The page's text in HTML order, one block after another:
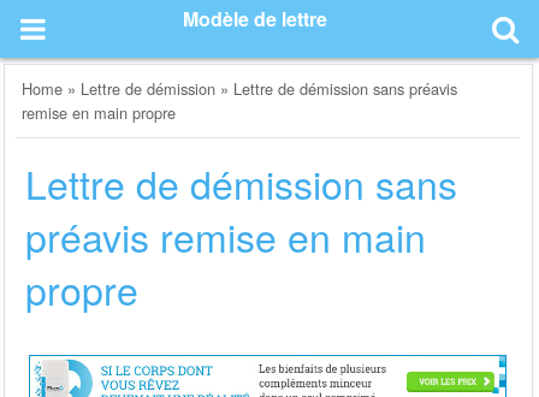
content
Modèle de lettre
Home » Lettre de démission » Lettre de démission sans préavis
remise en main propre
Lettre de démission sans
préavis remise en main
propre